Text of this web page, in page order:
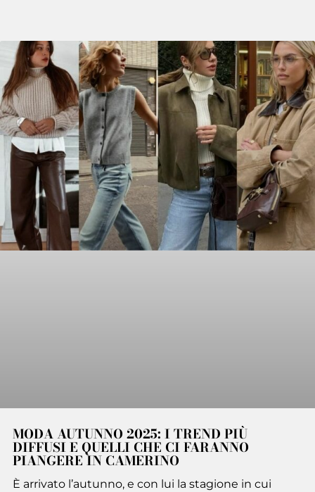
MODA AUTUNNO 2025: I TREND PIÙ
DIFFUSI E QUELLI CHE CI FARANNO
PIANGERE IN CAMERINO
È arrivato l’autunno, e con lui la stagione in cui